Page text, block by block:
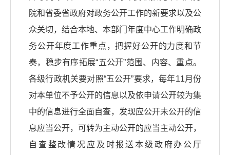
院和省委省政府对政务公开工作的新要求以及公
众关切，结合本地、本部门年度中心工作明确政
务公开年度工作重点，把握好公开的力度和节
奏，稳步有序拓展“五公开”范围、内容、重点。
各级行政机关要对照“五公开”要求，每年11月份
对本单位不予公开的信息以及依申请公开较为集
中的信息进行全面自查，发现应公开未公开的信
息应当公开，可转为主动公开的应当主动公开，
自查整改情况应及时报送本级政府办公厅